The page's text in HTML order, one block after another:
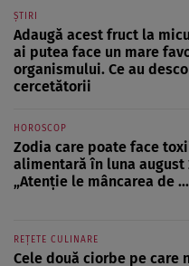
ȘTIRI
Adaugă acest fruct la
ai putea face un mare
organismului. Ce au
cercetătorii
HOROSCOP
Zodia care poate face
alimentară în luna august
„Atenție le mâncarea de ...
REȚETE CULINARE
Cele două ciorbe pe care